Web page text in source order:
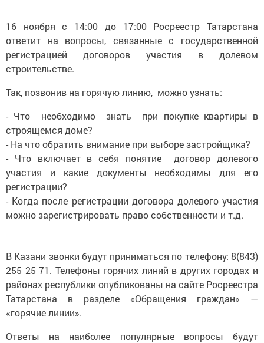
16 ноября с 14:00 до 17:00 Росреестр Татарстана
ответит на вопросы, связанные с государственной
регистрацией договоров участия в долевом
строительстве.
Так, позвонив на горячую линию, можно узнать:
- Что необходимо знать при покупке квартиры в
строящемся доме?
- На что обратить внимание при выборе застройщика?
- Что включает в себя понятие договор долевого
участия и какие документы необходимы для его
регистрации?
- Когда после регистрации договора долевого участия
можно зарегистрировать право собственности и т.д.
В Казани звонки будут приниматься по телефону: 8(843)
255 25 71. Телефоны горячих линий в других городах и
районах республики опубликованы на сайте Росреестра
Татарстана в разделе «Обращения граждан» —
«горячие линии».
Ответы на наиболее популярные вопросы будут